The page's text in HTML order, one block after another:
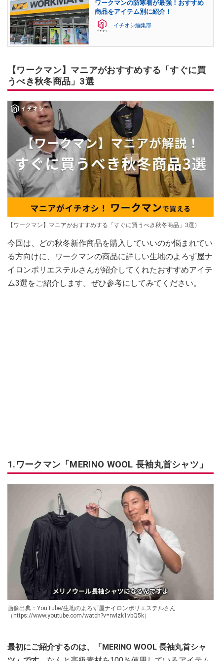
ワークマンの防寒着が最強！おすすめ
商品をアイテム別に紹介！
イチオシ編集部
【ワークマン】マニアがおすすめする「すぐに買
うべき秋冬商品」3選
【ワークマン】マニアがおすすめする「すぐに買うべき秋冬商品」3選）
今回は、どの秋冬新作商品を購入していいのか悩まれてい
る方向けに、ワークマンの商品に詳しい生地のよろず屋ナ
イロンポリエステルさんが紹介してくれたおすすめアイテ
ム3選をご紹介します。ぜひ参考にしてみてください。
1.ワークマン「MERINO WOOL 長袖丸首シャツ」
画像出典：YouTube/生地のよろず屋ナイロンポリエステルさん
（https://www.youtube.com/watch?v=rwIzk1vbQ5k）
最初にご紹介するのは、「MERINO WOOL 長袖丸首シャ